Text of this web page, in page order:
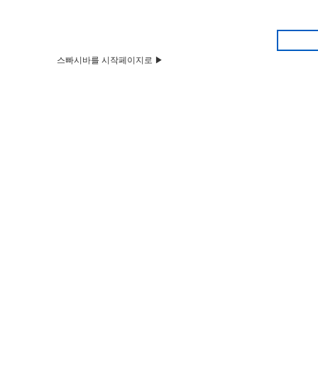
스빠시바를 시작페이지로 ▶